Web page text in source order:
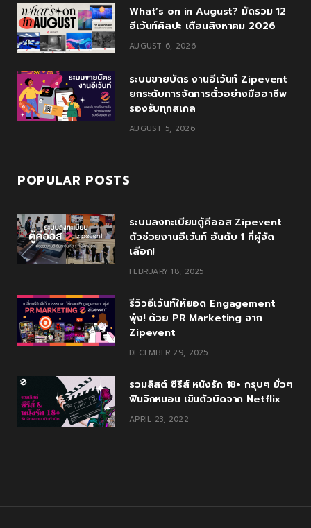
k
l
u
s
a
m
What’s on in August? มัดรวม 12
อีเว้นท์ศิลปะ เดือนสิงหาคม 2026
AUGUST 6, 2026
ระบบขายบัตร งานอีเว้นท์ Zipevent
ยกระดับการจัดการตั๋วอย่างมืออาชีพ
รองรับทุกสเกล
AUGUST 5, 2026
POPULAR POSTS
ระบบลงทะเบียนตู้คีออส Zipevent
ตัวช่วยงานอีเว้นท์ อันดับ 1 ที่ผู้จัด
เลือก!
FEBRUARY 18, 2025
รีวิวอีเว้นท์ให้ยอด Engagement
พุ่ง! ด้วย PR Marketing จาก
Zipevent
DECEMBER 29, 2025
รวมลิสต์ ซีรีส์ หนังรัก 18+ กรุบๆ ยั่วๆ
ฟินจิกหมอน เขินตัวบิดจาก Netflix
APRIL 23, 2022